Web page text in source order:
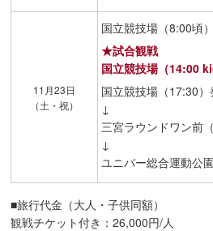
11月23日
（土・祝）
国立競技場（8:00頃
★試合観戦
国立競技場（14:00
国立競技場（17:30）
↓
三宮ラウンドワン前
↓
ユニバー総合運動公
■旅行代金（大人・子供同額）
観戦チケット付き：26,000円/人